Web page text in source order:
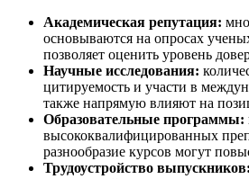
Академическая репутация:
основываются на опросах
позволяет оценить уровень
Научные исследования:
цитируемость и участи в
также напрямую влияют на
Образовательные программы:
высококвалифицированных
разнообразие курсов могут
Трудоустройство выпускников: